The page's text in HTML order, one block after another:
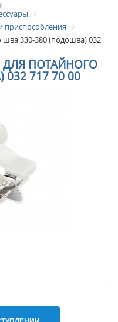
приспособления
330-380 (подошва) 032
ДЛЯ ПОТАЙНОГО
717 70 00